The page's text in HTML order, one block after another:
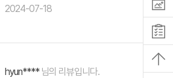
2024-07-18
hyun****님의 리뷰입니다.